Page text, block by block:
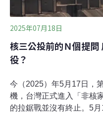
2024年度核能發電量達
核能發電量占
2025年07月18日
核三公投前的Ｎ個提
役？
今（2025）年5月17日，
機，台灣正式進入「非核
的拉鋸戰並沒有終止。5